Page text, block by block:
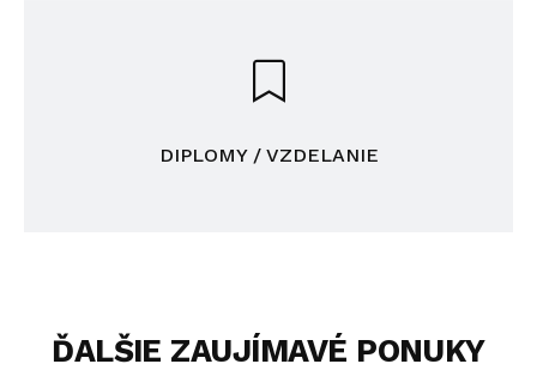
DIPLOMY / VZDELANIE
ĎALŠIE ZAUJÍMAVÉ PONUKY